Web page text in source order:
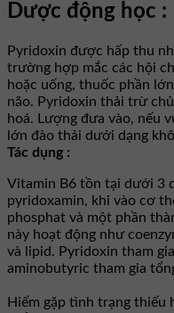
Dược động học :
Pyridoxin được hấp thu
trường hợp mắc các hội
hoặc uống, thuốc phần
não. Pyridoxin thải trừ
hoá. Lượng đưa vào, nếu
lớn đào thải dưới dạng
Tác dụng :
Vitamin B6 tồn tại dưới 3
pyridoxamin, khi vào cơ
phosphat và một phần
này hoạt động như
và lipid. Pyridoxin tham
aminobutyric tham gia
Hiếm gặp tình trạng